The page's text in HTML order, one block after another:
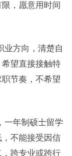
，愿意用时间
业方向，清楚自
望直接接触特
节奏，不希望
一年制硕士留学
不能接受因信
跨专业或跨行